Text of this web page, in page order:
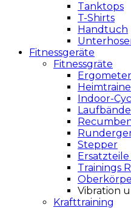
Tanktops
T-Shirts
Handtuch
Fitnessgeräte
Fitnessgräte
Ergometer
Indoor-
Stepper
Trainings
Vibration
Krafttraining